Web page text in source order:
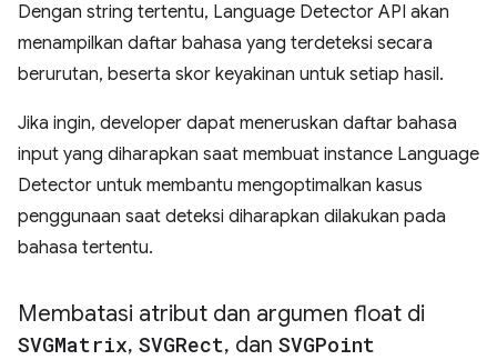
Dengan string tertentu, Language Detector API akan
menampilkan daftar bahasa yang terdeteksi secara
berurutan, beserta skor keyakinan untuk setiap hasil.
Jika ingin, developer dapat meneruskan daftar bahasa
input yang diharapkan saat membuat instance Language
Detector untuk membantu mengoptimalkan kasus
penggunaan saat deteksi diharapkan dilakukan pada
bahasa tertentu.
Membatasi atribut dan argumen float di
SVGMatrix, SVGRect, dan SVGPoint